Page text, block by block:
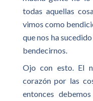
todas aquellas
vimos como
que nos ha
bendecirnos.
Ojo con esto. El
corazón por las
entonces